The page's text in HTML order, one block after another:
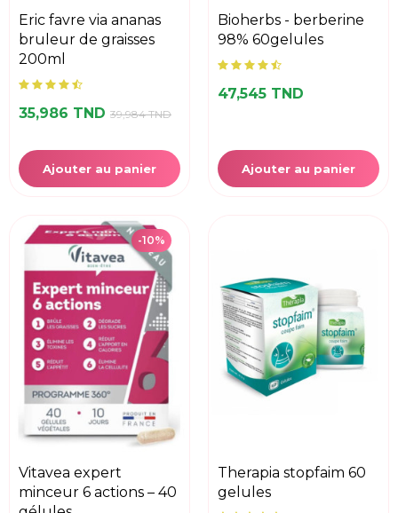
eric favre via ananas
bruleur de graisses
200ml
35,986 TND 39,984 TND
Ajouter au panier
bioherbs - berberine
98% 60gelules
47,545 TND
Ajouter au panier
-10%
vitavea expert
minceur 6 actions – 40
therapia stopfaim 60
gelules